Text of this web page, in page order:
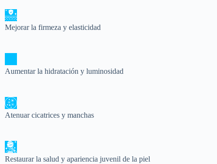
Mejorar la firmeza y elasticidad
Aumentar la hidratación y luminosidad
Atenuar cicatrices y manchas
Restaurar la salud y apariencia juvenil de la piel